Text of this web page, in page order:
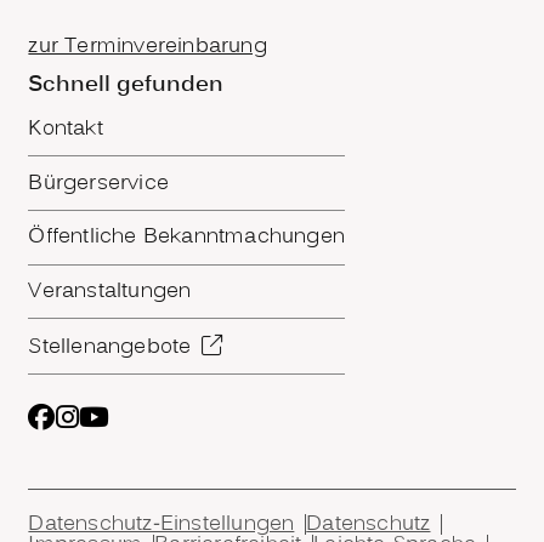
zur Terminvereinbarung
Schnell gefunden
Kontakt
Bürgerservice
Öffentliche Bekanntmachungen
Veranstaltungen
Stellenangebote
Datenschutz-Einstellungen Datenschutz